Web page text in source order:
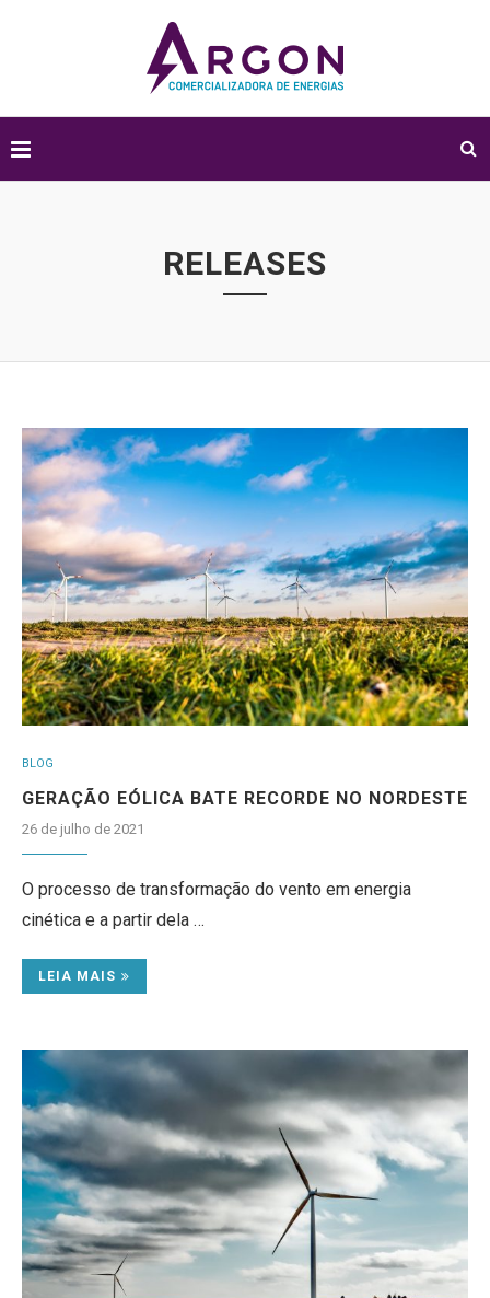
RELEASES
BLOG
GERAÇÃO EÓLICA BATE RECORDE NO NORDESTE
26 de julho de 2021
O processo de transformação do vento em energia
cinética e a partir dela …
LEIA MAIS